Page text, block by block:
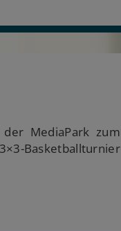
MediaPark zum
Basketballturnier